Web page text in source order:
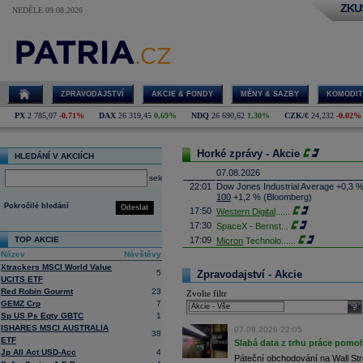
NEDĚLE 09.08.2026
ZPRAVODAJSTVÍ AKCIE & FONDY MĚNY & SAZBY
PX 2 785,07 -0,71% DAX 26 319,45 0,69% NDQ 26 690,62 1,30% CZK/€ 24,232 -0,02%
HLEDÁNÍ V AKCIÍCH
select
Odeslat
Pokročilé hledání
TOP AKCIE
Název
Návštěvy
Xtrackers MSCI World Value
UCITS ETF
5
Red Robin Gourmt
23
GEMZ Crp
7
Sp US Ps Eqty GBTC
1
ISHARES MSCI AUSTRALIA
ETF
38
Jp All Act USD-Acc
4
Horké zprávy - Akcie
07.08.2026
22:01
Dow Jones Industrial Average +0,3
100 +1,2 % (Bloomberg)
17:50 Western Digital
17:30 SpaceX - Bernst
17:09 Micron Technolo
16:26
Objem obchodů s akciemi na
obchodů za poslední rok je 0,665
16:23 Zvýšení výroby balistických střel
nějakou dobu potrvá. Agentuře
Armin Papperger. Společná výroba
doplnit arzenál Spojeným státům,
(ČTK)
16:07 Conocophillips
Zpravodajství - Akcie
Zvolte filtr
07.08.2026 22:05
Slabá data z trhu práce
Páteční obchodování na Wall